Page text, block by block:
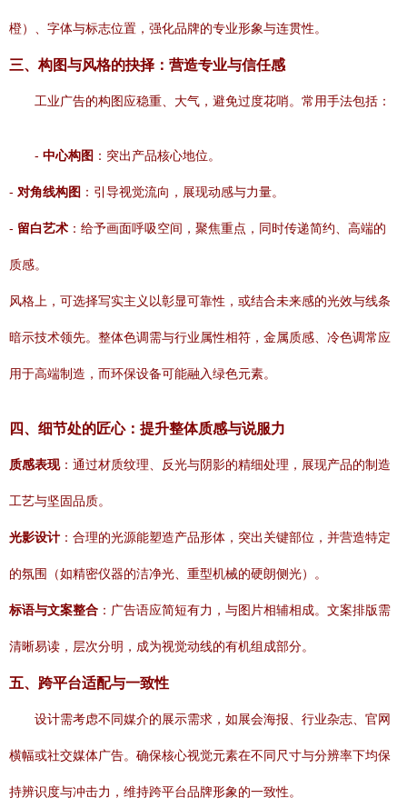
橙）、字体与标志位置，强化品牌的专业形象与连贯性。
三、构图与风格的抉择：营造专业与信任感
工业广告的构图应稳重、大气，避免过度花哨。常用手法包括：
- 中心构图 ：突出产品核心地位。
- 对角线构图 ：引导视觉流向，展现动感与力量。
- 留白艺术 ：给予画面呼吸空间，聚焦重点，同时传递简约、高端的
质感。
风格上，可选择写实主义以彰显可靠性，或结合未来感的光效与线条
暗示技术领先。整体色调需与行业属性相符，金属质感、冷色调常应
用于高端制造，而环保设备可能融入绿色元素。
四、细节处的匠心：提升整体质感与说服力
质感表现：通过材质纹理、反光与阴影的精细处理，展现产品的制造
工艺与坚固品质。
光影设计 ：合理的光源能塑造产品形体，突出关键部位，并营造特定
的氛围（如精密仪器的洁净光、重型机械的硬朗侧光）。
标语与文案整合 ：广告语应简短有力，与图片相辅相成。文案排版需
清晰易读，层次分明，成为视觉动线的有机组成部分。
五、跨平台适配与一致性
设计需考虑不同媒介的展示需求，如展会海报、行业杂志、官网
横幅或社交媒体广告。确保核心视觉元素在不同尺寸与分辨率下均保
持辨识度与冲击力，维持跨平台品牌形象的一致性。